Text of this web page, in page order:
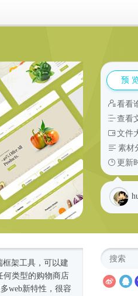
预
看看
查看
文件
素材
更新
框架工具，可以建
何类型的购物商店
web新特性，很容